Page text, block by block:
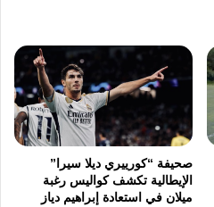
صحيفة “كورييري ديلا سيرا”
الإيطالية تكشف كواليس رغبة
ميلان في استعادة إبراهيم دياز